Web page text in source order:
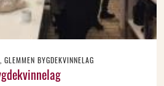
BYGDEKVINNELAG